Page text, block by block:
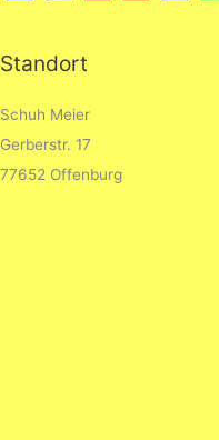
Standort
Schuh Meier
Gerberstr. 17
77652 Offenburg